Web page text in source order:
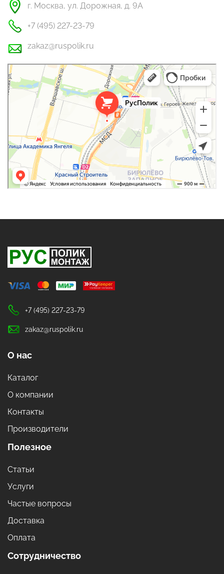
г. Москва, ул. Дорожная, д. 9А
+7 (495) 227-23-79
zakaz@ruspolik.ru
РусПолик
Оргстекло, поликарбонат в Москве
Строительные и отделочные работы в Москве
+7 (495) 227-23-79
zakaz@ruspolik.ru
О нас
Каталог
О компании
Контакты
Производители
Полезное
Статьи
Услуги
Частые вопросы
Доставка
Оплата
Сотрудничество